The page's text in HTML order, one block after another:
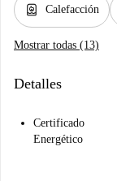
water_heater Calefacción
Mostrar todas (13)
Detalles
Certificado
Energético